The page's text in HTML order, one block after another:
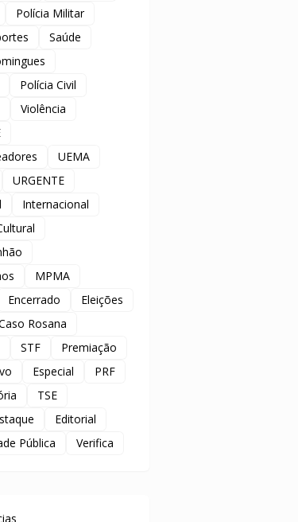
Polícia Militar
Saúde
Polícia Civil
Violência
UEMA
URGENTE
Internacional
MPMA
Encerrado
Eleições
Rosana
STF
Premiação
Especial
PRF
TSE
Editorial
Pública Verifica